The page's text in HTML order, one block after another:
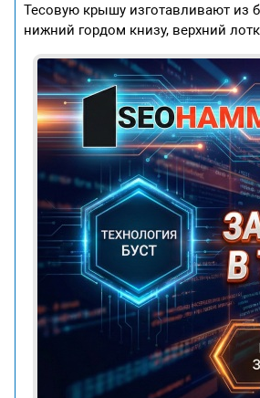
Тесовую крышу изготавливают из
нижний гордом книзу, верхний